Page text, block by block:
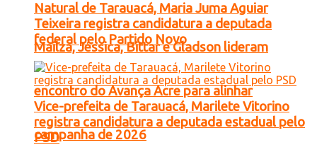
Mailza, Jéssica, Bittar e Gladson lideram
encontro do Avança Acre para alinhar
campanha de 2026
Natural de Tarauacá, Maria Juma Aguiar
Teixeira registra candidatura a deputada
federal pelo Partido Novo
Vice-prefeita de Tarauacá, Marilete Vitorino
registra candidatura a deputada estadual pelo
PSD